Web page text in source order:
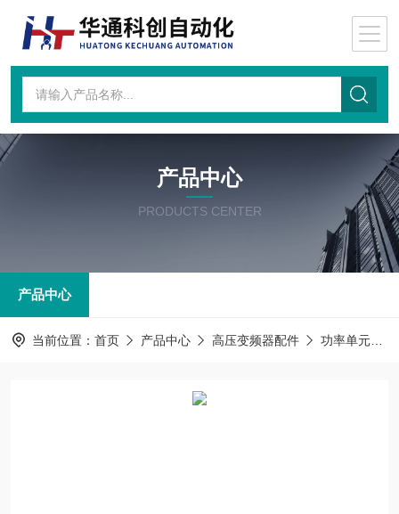
产品中心
PRODUCTS CENTER
产品中心
当前位置： 首页 产品中心 高压变频器配件 功率单元